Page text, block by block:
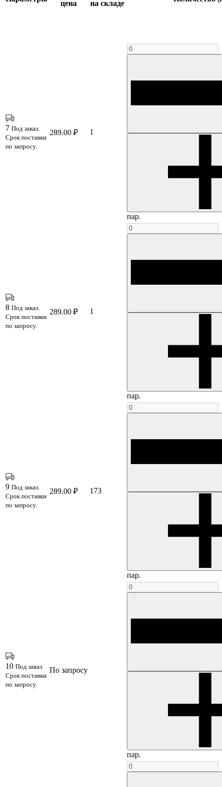
цена на складе
7 Под заказ.
Срок поставки
по запросу.
289.00 ₽ 1
пар.
8 Под заказ.
Срок поставки
по запросу.
289.00 ₽ 1
пар.
9 Под заказ.
Срок поставки
по запросу.
289.00 ₽ 173
пар.
10 Под заказ.
Срок поставки
по запросу.
По запросу
пар.